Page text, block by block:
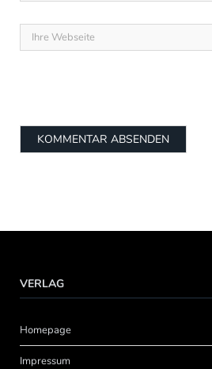
VERLAG
Homepage
Impressum